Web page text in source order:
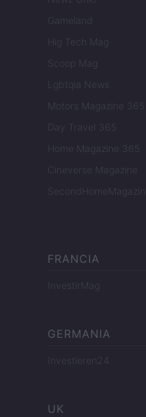
Gameland
Hig Tech Mag
Scoop Mag
Lgbtqia News
Motors Magazine 365
Day Travel 365
Home Magazine 365
Cineverse Magazine
SecondHomeMagazine
FRANCIA
InvestirMag
GERMANIA
Investieren24
UK